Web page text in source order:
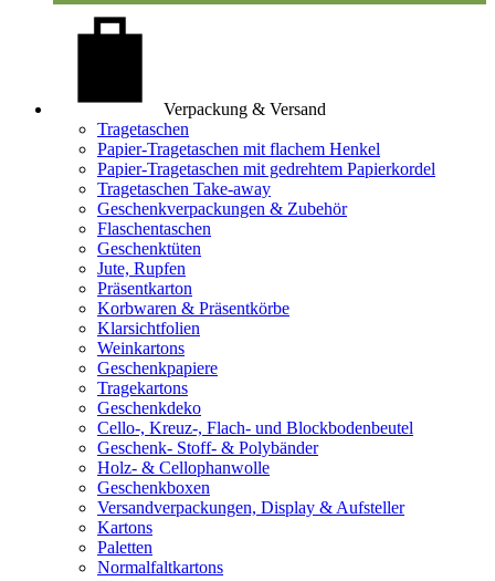
Verpackung & Versand
Tragetaschen
Papier-Tragetaschen mit flachem Henkel
Papier-Tragetaschen mit gedrehtem Papierkordel
Tragetaschen Take-away
Geschenkverpackungen & Zubehör
Flaschentaschen
Geschenktüten
Jute, Rupfen
Präsentkarton
Korbwaren & Präsentkörbe
Klarsichtfolien
Weinkartons
Geschenkpapiere
Tragekartons
Geschenkdeko
Cello-, Kreuz-, Flach- und Blockbodenbeutel
Geschenk- Stoff- & Polybänder
Holz- & Cellophanwolle
Geschenkboxen
Versandverpackungen, Display & Aufsteller
Kartons
Paletten
Normalfaltkartons